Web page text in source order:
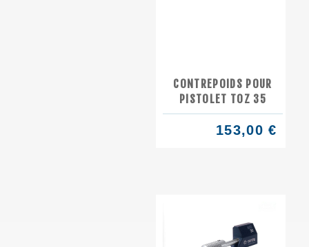
CONTREPOIDS POUR
PISTOLET TOZ 35
153,00 €